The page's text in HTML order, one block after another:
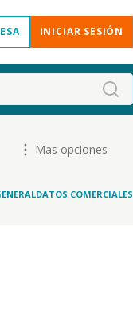
INICIAR SESIÓN
Mas opciones
DATOS COMERCIALES